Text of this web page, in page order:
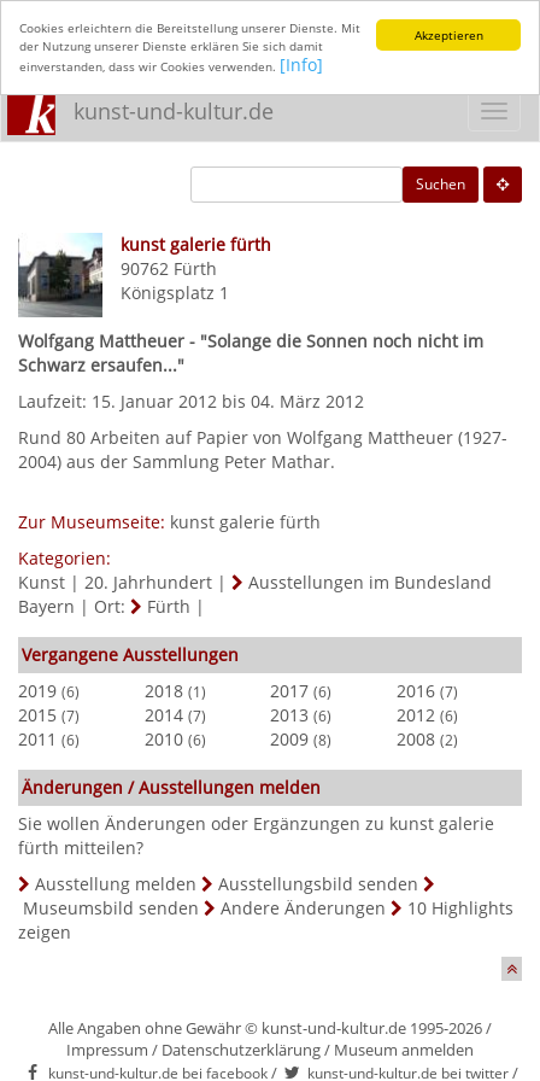
Akzeptieren
Cookies erleichtern die Bereitstellung unserer Dienste. Mit
der Nutzung unserer Dienste erklären Sie sich damit
einverstanden, dass wir Cookies verwenden. [Info]
kunst-und-kultur.de
Suchen
kunst galerie fürth
90762 Fürth
Königsplatz 1
Wolfgang Mattheuer - "Solange die Sonnen noch nicht im
Schwarz ersaufen..."
Laufzeit: 15. Januar 2012 bis 04. März 2012
Rund 80 Arbeiten auf Papier von Wolfgang Mattheuer (1927-
2004) aus der Sammlung Peter Mathar.
Zur Museumseite: kunst galerie fürth
Kategorien:
Kunst | 20. Jahrhundert |
Ausstellungen im Bundesland
Bayern | Ort: Fürth |
Vergangene Ausstellungen
2019 (6) 2018 (1) 2017 (6) 2016 (7)
2015 (7) 2014 (7) 2013 (6) 2012 (6)
2011 (6) 2010 (6) 2009 (8) 2008 (2)
Änderungen / Ausstellungen melden
Sie wollen Änderungen oder Ergänzungen zu kunst galerie
fürth mitteilen?
Ausstellung melden
Ausstellungsbild senden
Museumsbild senden
Andere Änderungen
10 Highlights
zeigen
Alle Angaben ohne Gewähr © kunst-und-kultur.de 1995-2026 /
Impressum / Datenschutzerklärung/ Museum anmelden
kunst-und-kultur.de bei facebook/ kunst-und-kultur.de bei twitter/